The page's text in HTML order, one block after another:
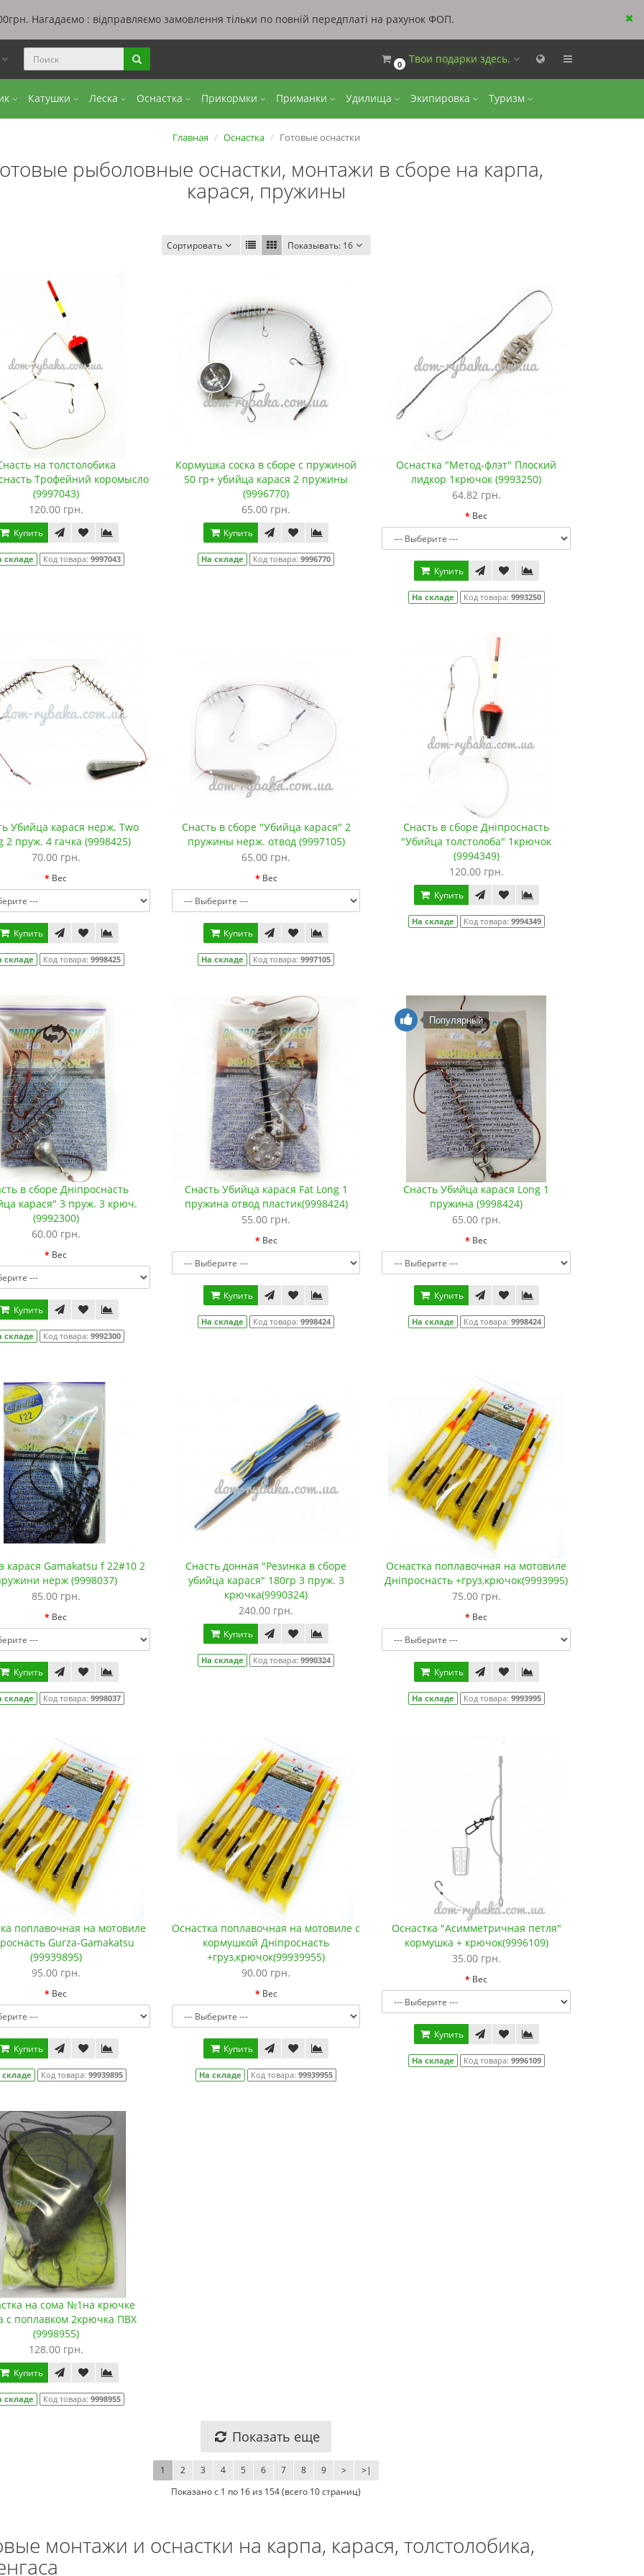
Нагадаємо : відправляємо замовлення тільки по повній передплаті на рахунок ФОП.
0 Твои подарки здесь.
Катушки Леска Оснастка Прикормки Приманки Удилища Экипировка Туризм
Главная Оснастка Готовые оснастки
рыболовные оснастки, монтажи в сборе на карпа,
карася, пружины
Сортировать Показывать: 16
на толстолобика
Трофейний коромысло
(9997043)
120.00 грн.
Купить
складе Код товара: 9997043
Кормушка соска в сборе с пружиной
50 гр+ убийца карася 2 пружины
(9996770)
65.00 грн.
Купить
На складе Код товара:9996770
Оснастка "Метод-флэт" Плоский
лидкор 1крючок (9993250)
64.82 грн.
Вес
Купить
На складе Код товара: 9993250
Убийца карася нерж. Two
2 пруж. 4 гачка (9998425)
70.00 грн.
Вес
Купить
складе Код товара: 9998425
Снасть в сборе "Убийца карася" 2
пружины нерж. отвод (9997105)
65.00 грн.
Вес
Купить
На складе Код товара:9997105
Снасть в сборе Дніпроснасть
"Убийца толстолоба" 1крючок
(9994349)
120.00 грн.
Купить
На складе Код товара: 9994349
в сборе Дніпроснасть
карася" 3 пруж. 3 крюч.
(9992300)
60.00 грн.
Вес
Купить
складе Код товара: 9992300
Снасть Убийца карася Fat Long 1
пружина отвод пластик(9998424)
55.00 грн.
Вес
Купить
На складе Код товара:9998424
Популярный
Снасть Убийца карася Long 1
пружина (9998424)
65.00 грн.
Вес
Купить
На складе Код товара: 9998424
карася Gamakatsu f 22#10 2
нерж (9998037)
85.00 грн.
Вес
Купить
складе Код товара: 9998037
Снасть донная "Резинка в сборе
убийца карася" 180гр 3 пруж. 3
крючка(9990324)
240.00 грн.
Купить
На складе Код товара:9990324
Оснастка поплавочная на мотовиле
Дніпроснасть +груз,крючок(9993995)
75.00 грн.
Вес
Купить
На складе Код товара: 9993995
поплавочная на мотовиле
Gurza-Gamakatsu
(99939895)
95.00 грн.
Вес
Купить
складе Код товара: 99939895
Оснастка поплавочная на мотовиле с
кормушкой Дніпроснасть
+груз,крючок(99939955)
90.00 грн.
Вес
Купить
На складе Код товара:99939955
Оснастка "Асимметричная петля"
кормушка + крючок(9996109)
35.00 грн.
Вес
Купить
На складе Код товара: 9996109
на сома №1на крючке
с поплавком 2крючка ПВХ
(9998955)
128.00 грн.
Купить
складе Код товара: 9998955
Показать еще
1 2 3 4 5 6 7 8 9 > >|
Показано с 1 по 16 из 154 (всего 10 страниц)
монтажи и оснастки на карпа, карася, толстолобика,